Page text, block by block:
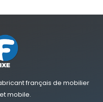
français de mobilier
mobile.